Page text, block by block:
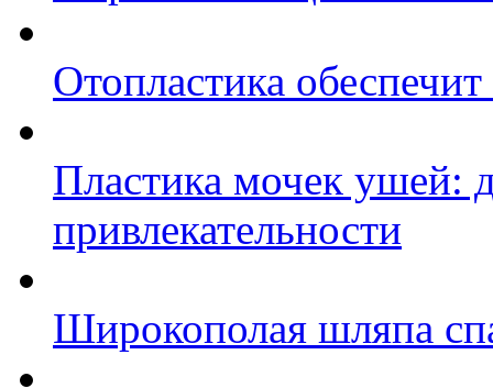
Отопластика
Пластика мочек ушей:
привлекательности
Широкополая шляпа